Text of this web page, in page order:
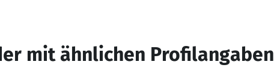
mit ähnlichen Profilangaben